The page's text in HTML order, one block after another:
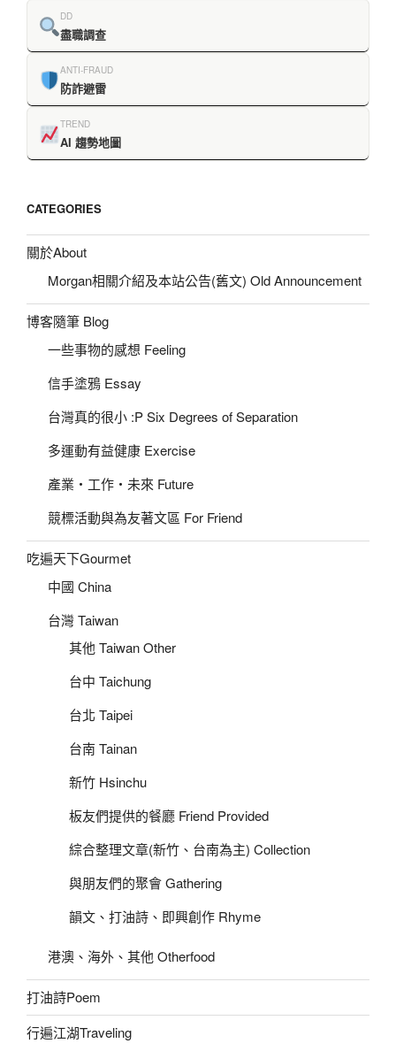
DD
盡職調查
ANTI-FRAUD
防詐避雷
TREND
AI 趨勢地圖
CATEGORIES
關於About
Morgan相關介紹及本站公告(舊文) Old Announcement
博客隨筆 Blog
一些事物的感想 Feeling
信手塗鴉 Essay
台灣真的很小 :P Six Degrees of Separation
多運動有益健康 Exercise
產業‧工作‧未來 Future
競標活動與為友著文區 For Friend
吃遍天下Gourmet
中國 China
台灣 Taiwan
其他 Taiwan Other
台中 Taichung
台北 Taipei
台南 Tainan
新竹 Hsinchu
板友們提供的餐廳 Friend Provided
綜合整理文章(新竹、台南為主) Collection
與朋友們的聚會 Gathering
韻文、打油詩、即興創作 Rhyme
港澳、海外、其他 Otherfood
打油詩Poem
行遍江湖Traveling